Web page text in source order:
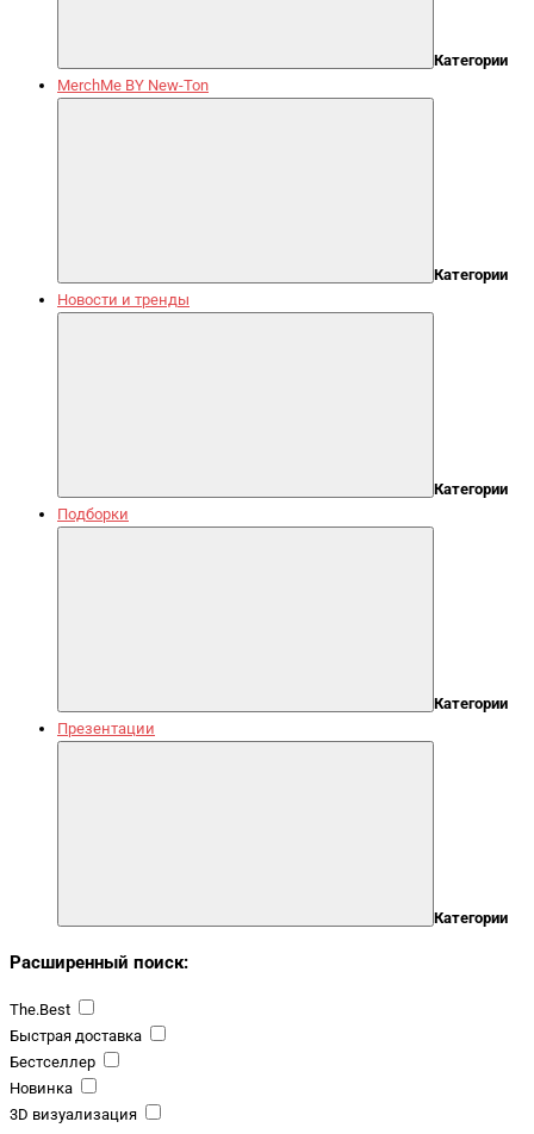
Категории
MerchMe BY New-Ton
Категории
Новости и тренды
Категории
Подборки
Категории
Презентации
Категории
Расширенный поиск:
The.Best
Быстрая доставка
Бестселлер
Новинка
3D визуализация